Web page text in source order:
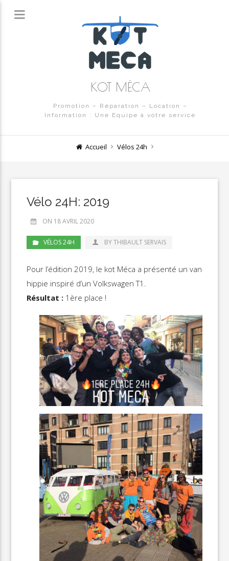
KOT MÉCA
Promotion – Réparation – Location –
Information : Une Equipe à votre service
Accueil Vélos 24h
Vélo 24H: 2019
ON 18 AVRIL 2020
VÉLOS 24H BY THIBAULT SERVAIS
Pour l’édition 2019, le kot Méca a présenté un van
hippie inspiré d’un Volkswagen T1.
Résultat : 1ère place !